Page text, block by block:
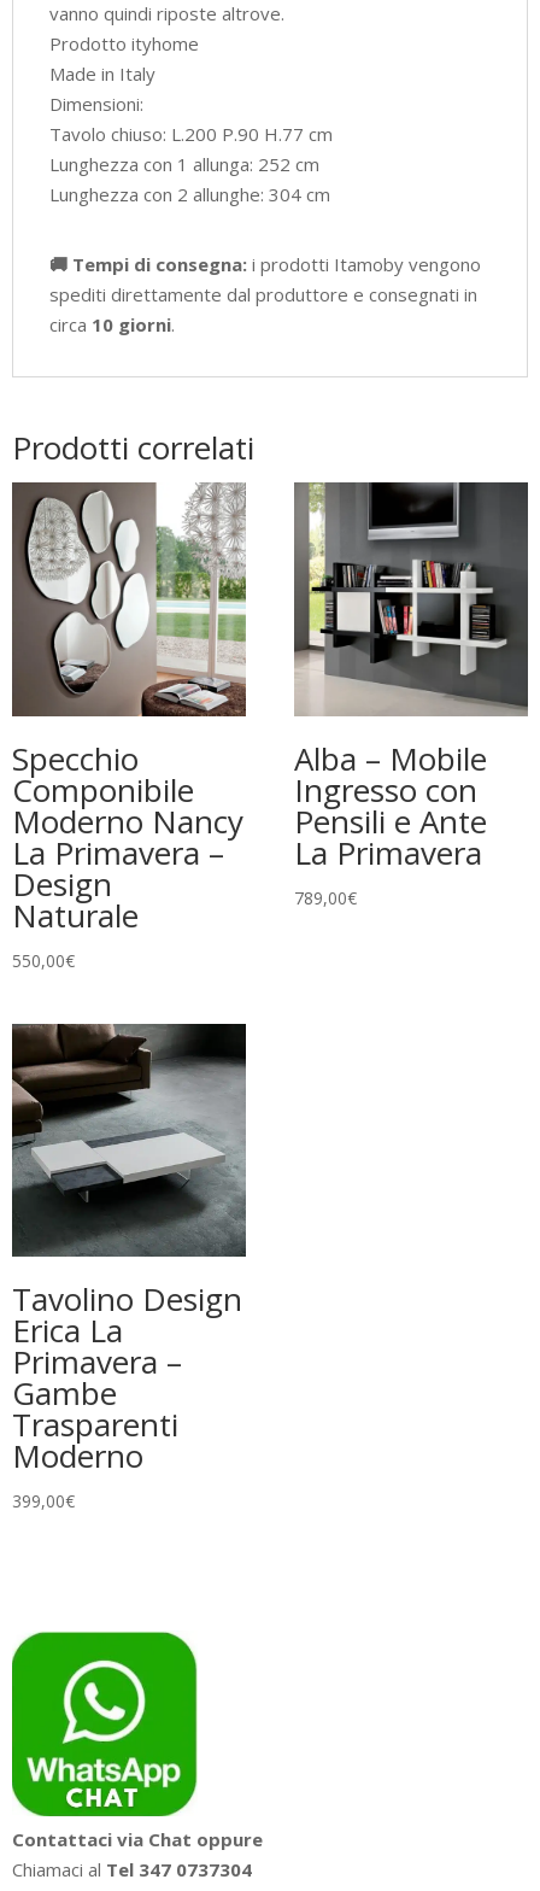
vanno quindi riposte altrove.
Prodotto ityhome
Made in Italy
Dimensioni:
Tavolo chiuso: L.200 P.90 H.77 cm
Lunghezza con 1 allunga: 252 cm
Lunghezza con 2 allunghe: 304 cm
🚚 Tempi di consegna: i prodotti Itamoby vengono
spediti direttamente dal produttore e consegnati in
circa 10 giorni.
Prodotti correlati
Specchio
Componibile
Moderno Nancy
La Primavera –
Design
Naturale
550,00€
Alba – Mobile
Ingresso con
Pensili e Ante
La Primavera
789,00€
Tavolino Design
Erica La
Primavera –
Gambe
Trasparenti
Moderno
399,00€
Contattaci via Chat oppure
Chiamaci al Tel 347 0737304